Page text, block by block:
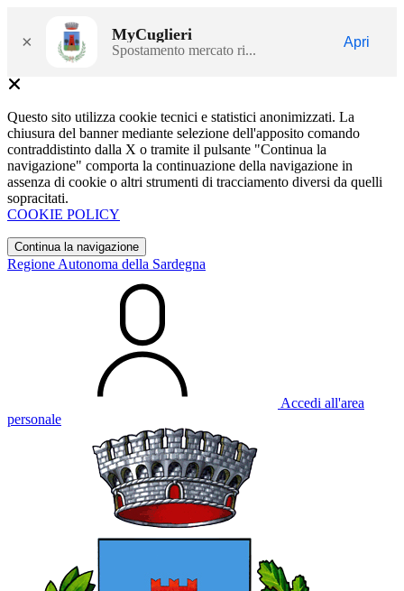
× MyCuglieri
Spostamento mercato ri...
Apri
Questo sito utilizza cookie tecnici e statistici anonimizzati. La
chiusura del banner mediante selezione dell'apposito comando
contraddistinto dalla X o tramite il pulsante "Continua la
navigazione" comporta la continuazione della navigazione in
assenza di cookie o altri strumenti di tracciamento diversi da quelli
sopracitati.
COOKIE POLICY
Continua la navigazione
Regione Autonoma della Sardegna
Accedi all'area
personale